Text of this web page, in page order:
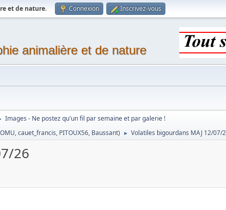
et de nature. Connexion Inscrivez-vous
animalière et de nature
Images - Ne postez qu'un fil par semaine et par galerie !
,cauet_francis, PITOUX56, Baussant) ► Volatiles bigourdans MAJ 12/07/
26